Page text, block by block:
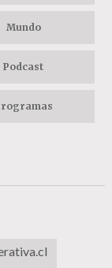
Mundo
Podcast